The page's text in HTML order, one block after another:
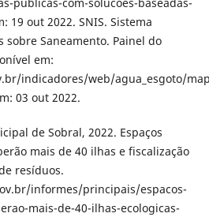
19 out 2022. SNIS. Sistema
sobre Saneamento. Painel do
em:
indicadores/web/agua_esgoto/
03 out 2022.
de Sobral, 2022. Espaços
mais de 40 ilhas e fiscalização
resíduos.
informes/principais/espacos-
mais-de-40-ilhas-ecologicas-